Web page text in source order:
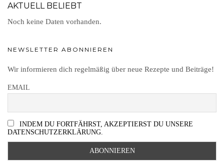
AKTUELL BELIEBT
Noch keine Daten vorhanden.
NEWSLETTER ABONNIEREN
Wir informieren dich regelmäßig über neue Rezepte und Beiträge!
EMAIL
INDEM DU FORTFÄHRST, AKZEPTIERST DU UNSERE
DATENSCHUTZERKLÄRUNG.